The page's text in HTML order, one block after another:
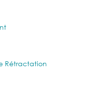
Rétractation